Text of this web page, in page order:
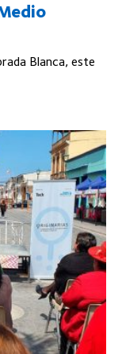
Blanca, este